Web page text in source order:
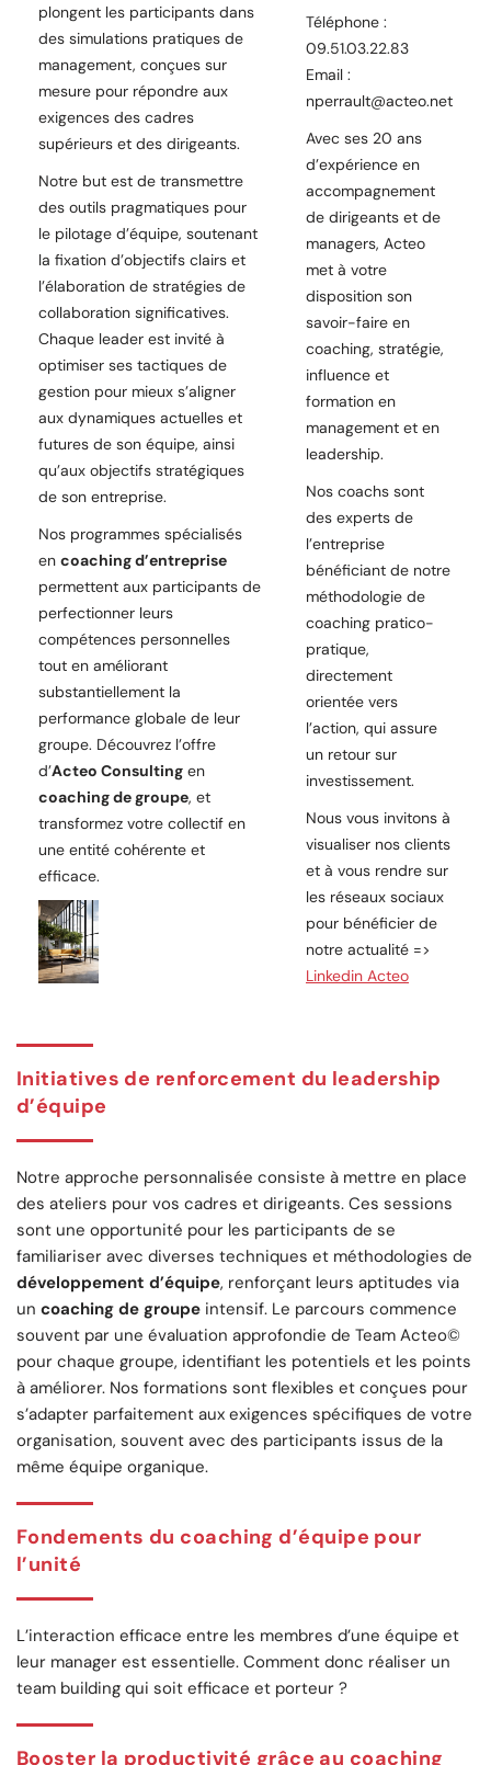
plongent les participants dans
des simulations pratiques de
management, conçues sur
mesure pour répondre aux
exigences des cadres
supérieurs et des dirigeants.
Notre but est de transmettre
des outils pragmatiques pour
le pilotage d’équipe, soutenant
la fixation d’objectifs clairs et
l’élaboration de stratégies de
collaboration significatives.
Chaque leader est invité à
optimiser ses tactiques de
gestion pour mieux s’aligner
aux dynamiques actuelles et
futures de son équipe, ainsi
qu’aux objectifs stratégiques
de son entreprise.
Nos programmes spécialisés
en coaching d’entreprise
permettent aux participants de
perfectionner leurs
compétences personnelles
tout en améliorant
substantiellement la
performance globale de leur
groupe. Découvrez l’offre
d’Acteo Consulting en
coaching de groupe, et
transformez votre collectif en
une entité cohérente et
efficace.
Téléphone :
09.51.03.22.83
Email :
nperrault@acteo.net
Avec ses 20 ans
d’expérience en
accompagnement
de dirigeants et de
managers, Acteo
met à votre
disposition son
savoir-faire en
coaching, stratégie,
influence et
formation en
management et en
leadership.
Nos coachs sont
des experts de
l’entreprise
bénéficiant de notre
méthodologie de
coaching pratico-
pratique,
directement
orientée vers
l’action, qui assure
un retour sur
investissement.
Nous vous invitons à
visualiser nos clients
et à vous rendre sur
les réseaux sociaux
pour bénéficier de
notre actualité =>
Linkedin Acteo
Initiatives de renforcement du leadership
d’équipe
Notre approche personnalisée consiste à mettre en place
des ateliers pour vos cadres et dirigeants. Ces sessions
sont une opportunité pour les participants de se
familiariser avec diverses techniques et méthodologies de
développement d’équipe, renforçant leurs aptitudes via
un coaching de groupe intensif. Le parcours commence
souvent par une évaluation approfondie de Team Acteo©
pour chaque groupe, identifiant les potentiels et les points
à améliorer. Nos formations sont flexibles et conçues pour
s’adapter parfaitement aux exigences spécifiques de votre
organisation, souvent avec des participants issus de la
même équipe organique.
Fondements du coaching d’équipe pour
l’unité
L’interaction efficace entre les membres d’une équipe et
leur manager est essentielle. Comment donc réaliser un
team building qui soit efficace et porteur ?
Booster la productivité grâce au coaching